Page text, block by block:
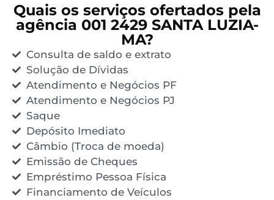
Quais os serviços ofertados pela
agência 001 2429 SANTA LUZIA-
MA?
Consulta de saldo e extrato
Solução de Dívidas
Atendimento e Negócios PF
Atendimento e Negócios PJ
Saque
Depósito Imediato
Câmbio (Troca de moeda)
Emissão de Cheques
Empréstimo Pessoa Física
Financiamento de Veículos